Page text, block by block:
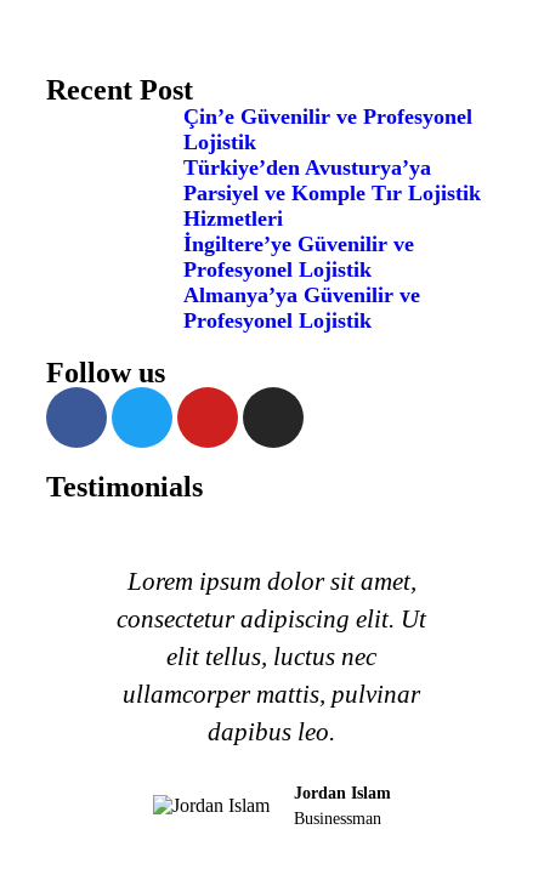
Recent Post
Çin’e Güvenilir ve Profesyonel
Lojistik
Türkiye’den Avusturya’ya
Parsiyel ve Komple Tır Lojistik
Hizmetleri
İngiltere’ye Güvenilir ve
Profesyonel Lojistik
Almanya’ya Güvenilir ve
Profesyonel Lojistik
Follow us
Testimonials
Lorem ipsum dolor sit amet,
consectetur adipiscing elit. Ut
elit tellus, luctus nec
ullamcorper mattis, pulvinar
dapibus leo.
Jordan Islam
Businessman
Crisp fresh iconic elegant